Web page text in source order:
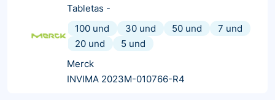
Tabletas -
100 und
30 und 50 und
7 und
20 und
5 und
Merck
INVIMA 2023M-010766-R4